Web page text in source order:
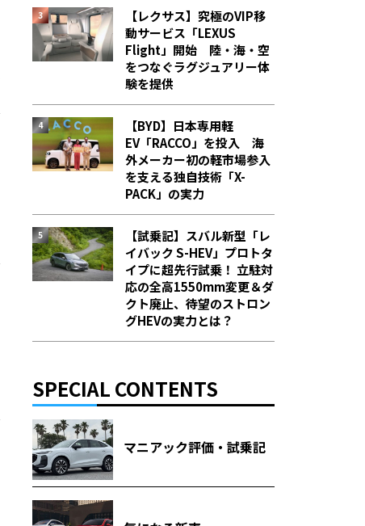
【レクサス】究極のVIP移
動サービス「LEXUS
Flight」開始 陸・海・空
をつなぐラグジュアリー体
験を提供
【BYD】日本専用軽
EV「RACCO」を投入 海
外メーカー初の軽市場参入
を支える独自技術「X-
PACK」の実力
【試乗記】スバル新型「レ
イバック S-HEV」プロトタ
イプに超先行試乗！ 立駐対
応の全高1550mm変更＆ダ
クト廃止、待望のストロン
グHEVの実力とは？
SPECIAL CONTENTS
マニアック評価・試乗記